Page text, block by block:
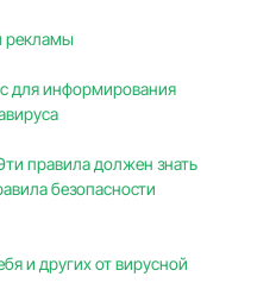
рекламы
для информирования
правила должен знать
безопасности
и других от вирусной